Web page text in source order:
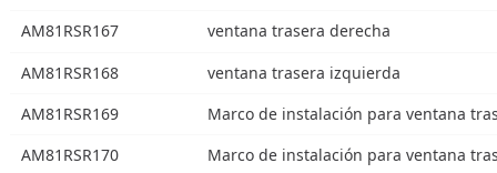
AM81RSR167
ventana trasera derecha
AM81RSR168
ventana trasera izquierda
AM81RSR169
Marco de instalación para ventana
AM81RSR170
Marco de instalación para ventana